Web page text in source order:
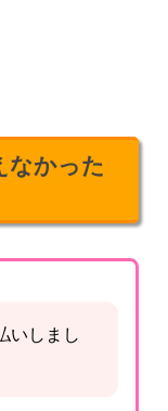
なかった
いしまし